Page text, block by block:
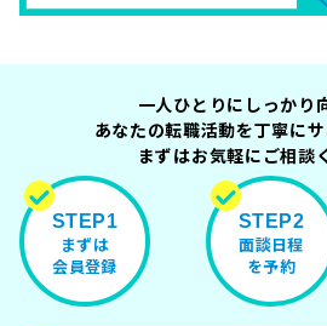
一人ひとりにしっかり
あなたの転職活動を丁寧にサ
まずはお気軽にご相談
STEP1
まずは
会員登録
STEP2
面談日程
を予約